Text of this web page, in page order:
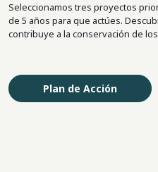
Seleccionamos tres proyectos
de 5 años para que actúes.
contribuye a la conservación de
Plan de Acción